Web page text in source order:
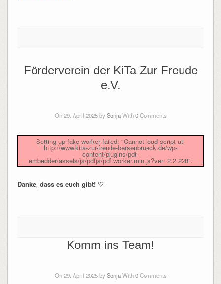
Förderverein der KiTa Zur Freude
e.V.
On 29. April 2025 bySonja With0Comments
Setting up fake worker failed: "Cannot load script at:
http://www.kita-zur-freude-bersenbrueck.de/wp-
content/plugins/pdf-
embedder/assets/js/pdfjs/pdf.worker.min.js?ver=2.2.228".
Danke, dass es euch gibt! ♡
Komm ins Team!
On 29. April 2025 bySonja With0Comments